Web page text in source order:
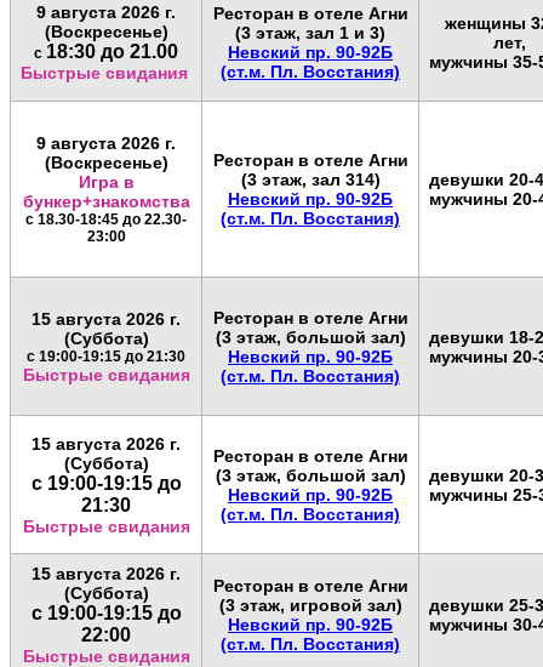
9 августа 2026 г.
(Воскресенье)
с 18:30 до 21.00
Быстрые свидания
Ресторан в отеле Агни
(3 этаж, зал 1 и 3)
Невский пр. 90-92Б
(ст.м. Пл. Восстания)
женщины
лет,
мужчины 35-
9 августа 2026 г.
(Воскресенье)
Игра в
бункер+знакомства
с 18.30-18:45 до 22.30-
23:00
Ресторан в отеле Агни
(3 этаж, зал 314)
Невский пр. 90-92Б
(ст.м. Пл. Восстания)
девушки 20-
мужчины 20-
15 августа 2026 г.
(Суббота)
с 19:00-19:15 до 21:30
Быстрые свидания
Ресторан в отеле Агни
(3 этаж, большой зал)
Невский пр. 90-92Б
(ст.м. Пл. Восстания)
девушки 18-
мужчины 20-
15 августа 2026 г.
(Суббота)
с 19:00-19:15 до
21:30
Быстрые свидания
Ресторан в отеле Агни
(3 этаж, большой зал)
Невский пр. 90-92Б
(ст.м. Пл. Восстания)
девушки 20-
мужчины 25-
15 августа 2026 г.
(Суббота)
с 19:00-19:15 до
22:00
Быстрые свидания
Ресторан в отеле Агни
(3 этаж, игровой зал)
Невский пр. 90-92Б
(ст.м. Пл. Восстания)
девушки 25-
мужчины 30-